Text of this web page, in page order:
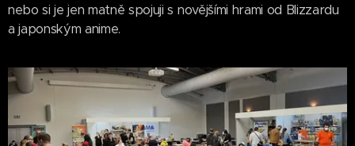
nebo si je jen matně spojuji s novějšími hrami od Blizzardu
a japonským anime.